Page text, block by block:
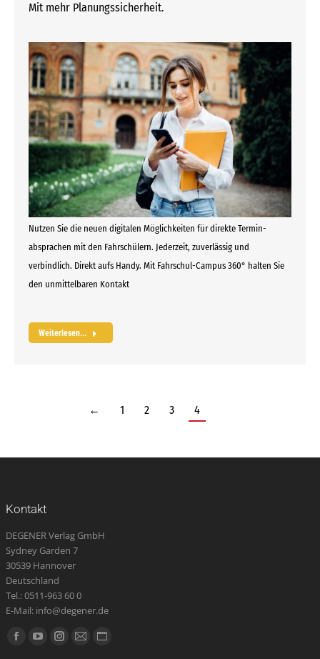
Mit mehr Planungssicherheit.
Nutzen Sie die neuen digitalen Möglichkeiten für direkte Termin­
absprachen mit den Fahrschülern. Jederzeit, zuverlässig und
verbindlich. Direkt aufs Handy. Mit Fahrschul-Campus 360° halten Sie
den unmittelbaren Kontakt
Weiterlesen...
← 1 2 3 4
Kontakt
DEGENER Verlag GmbH
Sydney Garden 7
30539 Hannover
Deutschland
Tel.: 0511-963 60 0
E-Mail: info@degener.de
Finden Sie uns auf:
FacebookYouTubeInstagram
E-
Website